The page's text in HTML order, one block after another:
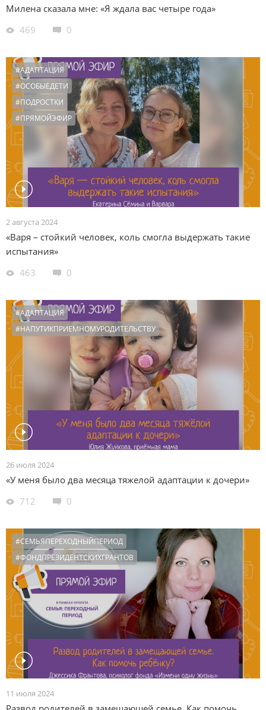
Милена сказала мне: «Я ждала вас четыре года»
469
0
#АДАПТАЦИЯ
#ОСОБЫЕДЕТИ
#ПОДРОСТКИ
#ПРЯМОЙЭФИР
2 августа 2024
«Варя – стойкий человек, коль смогла выдержать такие
испытания»
463
0
#АДАПТАЦИЯ
#НАПУТИКПРИЕМНОМУРОДИТЕЛЬСТВУ
26 июля 2024
«У меня было два месяца тяжелой адаптации к дочери»
712
0
#СЕМЬЯПЕРЕХОДНЫЙПЕРИОД
#ФОНДПРЕЗИДЕНТСКИХГРАНТОВ
11 июля 2024